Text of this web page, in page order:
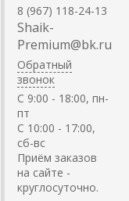
8 (967) 118-24-13
Shaik-
Premium@bk.ru
Обратный
звонок
C 9:00 - 18:00, пн-
пт
С 10:00 - 17:00,
сб-вс
Приём заказов
на сайте -
круглосуточно.